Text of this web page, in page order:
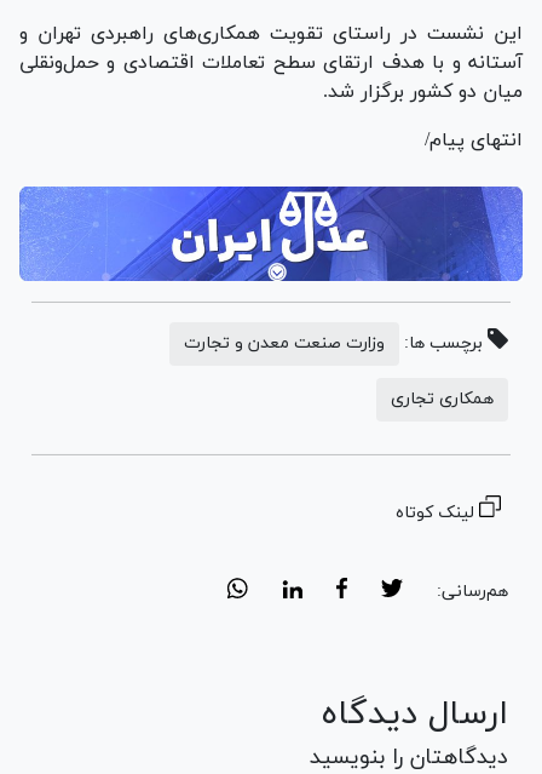
این نشست در راستای تقویت همکاری‌های راهبردی تهران و
آستانه و با هدف ارتقای سطح تعاملات اقتصادی و حمل‌ونقلی
میان دو کشور برگزار شد.
انتهای پیام/
برچسب ها: وزارت صنعت معدن و تجارت
همکاری تجاری
لینک کوتاه
هم‌رسانی:
ارسال دیدگاه
دیدگاهتان را بنویسید